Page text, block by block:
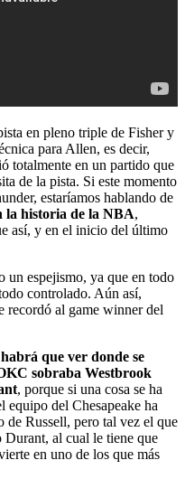
en pleno triple de Fisher y
para Allen, es decir,
totalmente en un partido que
de la pista. Si este momento
estaríamos hablando de
la historia de la NBA,
así, y en el inicio del último
un espejismo, ya que en todo
controlado. Aún así,
recordó al game winner del
habrá que ver donde se
sobraba Westbrook
, porque si una cosa se ha
equipo del Chesapeake ha
de Russell, pero tal vez el que
Durant, al cual le tiene que
en uno de los que más